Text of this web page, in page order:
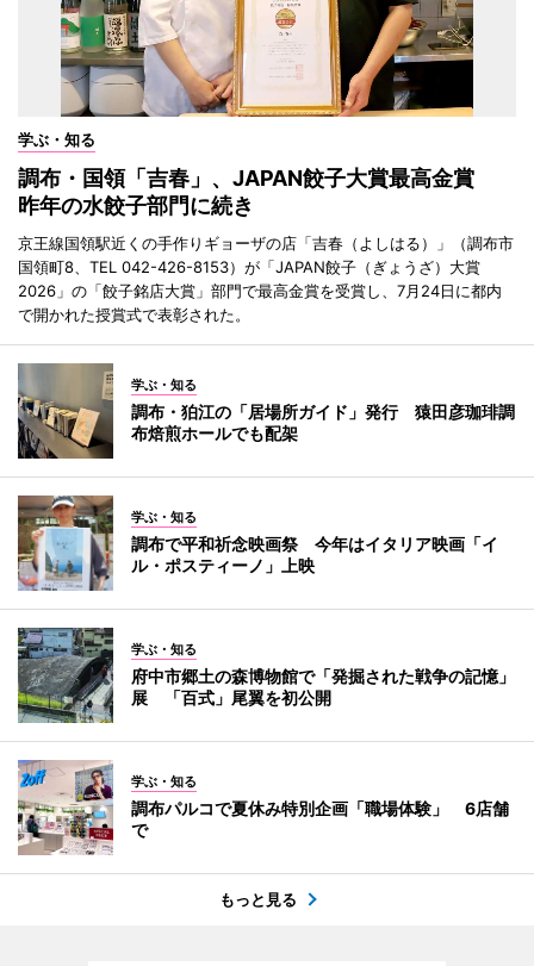
学ぶ・知る
調布・国領「吉春」、JAPAN餃子大賞最高金賞
昨年の水餃子部門に続き
京王線国領駅近くの手作りギョーザの店「吉春（よしはる）」（調布市
国領町8、TEL 042-426-8153）が「JAPAN餃子（ぎょうざ）大賞
2026」の「餃子銘店大賞」部門で最高金賞を受賞し、7月24日に都内
で開かれた授賞式で表彰された。
学ぶ・知る
調布・狛江の「居場所ガイド」発行 猿田彦珈琲調
布焙煎ホールでも配架
学ぶ・知る
調布で平和祈念映画祭 今年はイタリア映画「イ
ル・ポスティーノ」上映
学ぶ・知る
府中市郷土の森博物館で「発掘された戦争の記憶」
展 「百式」尾翼を初公開
学ぶ・知る
調布パルコで夏休み特別企画「職場体験」 6店舗
で
もっと見る